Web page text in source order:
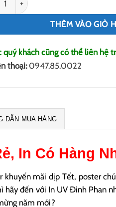
THÊM VÀO GIỎ
quý khách cũng có thể liên hệ
thoại:0947.85.0022
DẪN MUA HÀNG
In Có Hàng
khuyến mãi dịp Tết, poster
đến với In UV Đinh Phan
năm mới?